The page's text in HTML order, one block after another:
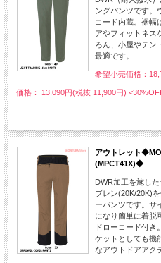
ングパンツです。
コード内蔵。裾幅
アやフィットネス
ろん、小屋やテン
最適です。
希望小売価格：
価格： 13,090円(税抜 11,900円)
アウトレット
(MPCT41X)◆
DWR加工を施し
ブレン(20K/20K)
ーパンツです。サ
になり簡単に着脱
ドローコード付き
ケットとしても機
なアウトドアアク